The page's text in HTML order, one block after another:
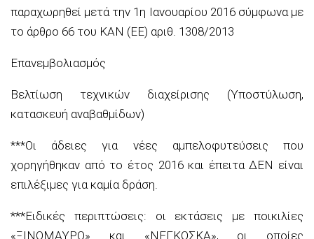
παραχωρηθεί μετά την 1η Ιανουαρίου 2016 σύμφωνα με
το άρθρο 66 του ΚΑΝ (ΕΕ) αριθ. 1308/2013
Επανεμβολιασμός
Βελτίωση τεχνικών διαχείρισης (Υποστύλωση,
κατασκευή αναβαθμίδων)
***Οι άδειες για νέες αμπελοφυτεύσεις που
χορηγήθηκαν από το έτος 2016 και έπειτα ΔΕΝ είναι
επιλέξιμες για καμία δράση.
***Ειδικές περιπτώσεις: οι εκτάσεις με ποικιλίες
«ΞΙΝΟΜΑΥΡΟ» και «ΝΕΓΚΟΣΚΑ», οι οποίες